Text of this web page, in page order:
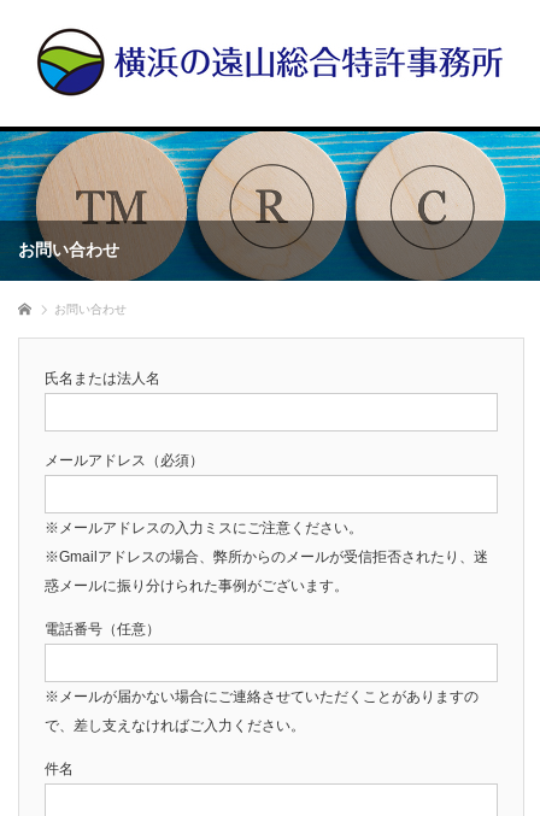
お問い合わせ
ホーム お問い合わせ
氏名または法人名
メールアドレス（必須）
※メールアドレスの入力ミスにご注意ください。
※Gmailアドレスの場合、弊所からのメールが受信拒否されたり、迷
惑メールに振り分けられた事例がございます。
電話番号（任意）
※メールが届かない場合にご連絡させていただくことがありますの
で、差し支えなければご入力ください。
件名